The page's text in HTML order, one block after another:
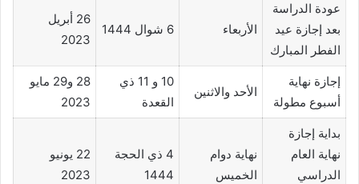
عودة الدراسة
بعد إجازة عيد
الفطر المبارك
الأربعاء 6 شوال 1444
26 أبريل
2023
إجازة نهاية
أسبوع مطولة
الأحد والاثنين
10 و 11 ذي
القعدة
28 و29 مايو
2023
بداية إجازة
نهاية العام
الدراسي
نهاية دوام
الخميس
4 ذي الحجة
1444
22 يونيو
2023